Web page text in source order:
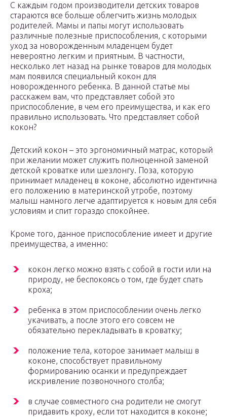
С каждым годом производители детских товаров
стараются все больше облегчить жизнь молодых
родителей. Мамы и папы могут использовать
различные полезные приспособления, с которыми
уход за новорожденным младенцем будет
невероятно легким и приятным. В частности,
несколько лет назад на рынке товаров для молодых
мам появился специальный кокон для
новорожденного ребенка. В данной статье мы
расскажем вам, что представляет собой это
приспособление, в чем его преимущества, и как его
правильно использовать. Что представляет собой
кокон?
Детский кокон – это эргономичный матрас, который
при желании может служить полноценной заменой
детской кроватке или шезлонгу. Поза, которую
принимает младенец в коконе, абсолютно идентична
его положению в материнской утробе, поэтому
малыш намного легче адаптируется к новым для себя
условиям и спит гораздо спокойнее.
Кроме того, данное приспособление имеет и другие
преимущества, а именно:
кокон легко можно взять с собой в гости или на
природу, не беспокоясь о том, где будет спать
кроха;
ребенка в этом приспособлении очень легко
укачивать, а после этого его совсем не
обязательно перекладывать в кроватку;
положение тела, которое занимает малыш в
коконе, способствует правильному
формированию осанки и предупреждает
искривление позвоночного столба;
в случае совместного сна родители не смогут
придавить кроху, если тот находится в коконе;